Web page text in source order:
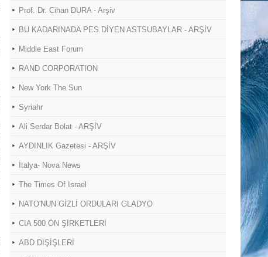
Prof. Dr. Cihan DURA - Arşiv
BU KADARINADA PES DİYEN ASTSUBAYLAR - ARŞİV
Middle East Forum
RAND CORPORATION
New York The Sun
Syriahr
Ali Serdar Bolat - ARŞİV
AYDINLIK Gazetesi - ARŞİV
İtalya- Nova News
The Times Of Israel
NATO'NUN GİZLİ ORDULARI GLADYO
CIA 500 ÖN ŞİRKETLERİ
ABD DIŞİŞLERİ